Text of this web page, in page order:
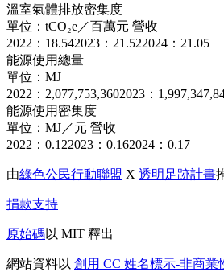
溫室氣體排放密集度
單位：tCO₂e／百萬元 營收
2022：18.542023：21.522024：21.05
能源使用總量
單位：MJ
2022：2,077,753,3602023：
能源使用密集度
單位：MJ／元 營收
2022：0.122023：0.162024：0.17
由綠色公民行動聯盟 X 透明足跡計畫
捐款支持
原始碼以 MIT 釋出
網站資料以 創用 CC 姓名標示-非商業